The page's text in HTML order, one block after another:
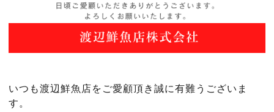
いつも渡辺鮮魚店をご愛顧頂き誠に有難うございま
す。